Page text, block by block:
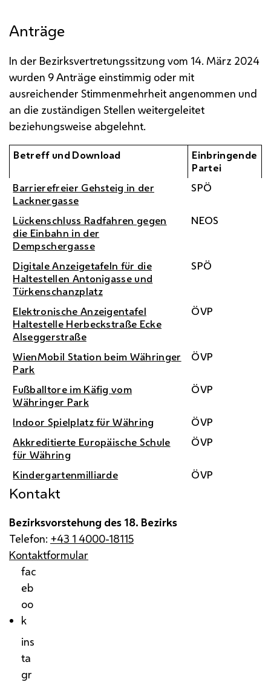
Anträge
In der Bezirksvertretungssitzung vom 14. März 2024
wurden 9 Anträge einstimmig oder mit
ausreichender Stimmenmehrheit angenommen und
an die zuständigen Stellen weitergeleitet
beziehungsweise abgelehnt.
Betreff und Download
Einbringende
Partei
Barrierefreier Gehsteig in der
Lacknergasse
SPÖ
Lückenschluss Radfahren gegen
die Einbahn in der
Dempschergasse
NEOS
Digitale Anzeigetafeln für die
Haltestellen Antonigasse und
Türkenschanzplatz
SPÖ
Elektronische Anzeigentafel
Haltestelle Herbeckstraße Ecke
Alseggerstraße
ÖVP
WienMobil Station beim Währinger
Park
ÖVP
Fußballtore im Käfig vom
Währinger Park
ÖVP
Indoor Spielplatz für Währing
ÖVP
Akkreditierte Europäische Schule
für Währing
ÖVP
Kindergartenmilliarde ÖVP
Kontakt
Bezirksvorstehung des 18. Bezirks
Telefon: +43 1 4000-18115
Kontaktformular
fac
eb
oo
k
ins
ta
gr